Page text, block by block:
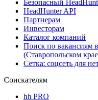
Безопасный
HeadHunter API
Партнерам
Инвесторам
Каталог компаний
Поиск по вакансиям
(Ставропольском
Сетка: соцсеть для
Соискателям
hh PRO